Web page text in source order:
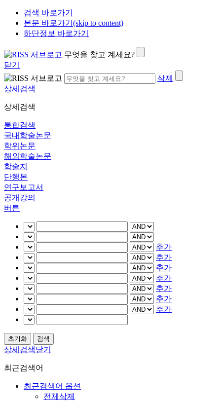
검색 바로가기
본문 바로가기(skip to content)
하단정보 바로가기
무엇을 찾고 계세요?
닫기
삭제
상세검색
상세검색
통합검색
국내학술논문
학위논문
해외학술논문
학술지
단행본
연구보고서
공개강의
버튼
추가
추가
추가
추가
추가
추가
추가
상세검색닫기
최근검색어
최근검색어 옵션
전체삭제